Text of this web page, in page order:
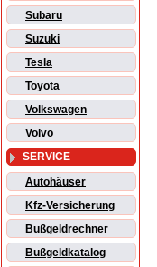
Subaru
Suzuki
Tesla
Toyota
Volkswagen
Volvo
SERVICE
Autohäuser
Kfz-Versicherung
Bußgeldrechner
Bußgeldkatalog